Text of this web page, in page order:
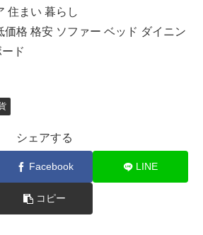
住まい 暮らし
価格 格安 ソファー ベッド ダイニン
ド
シェアする
Facebook LINE
コピー